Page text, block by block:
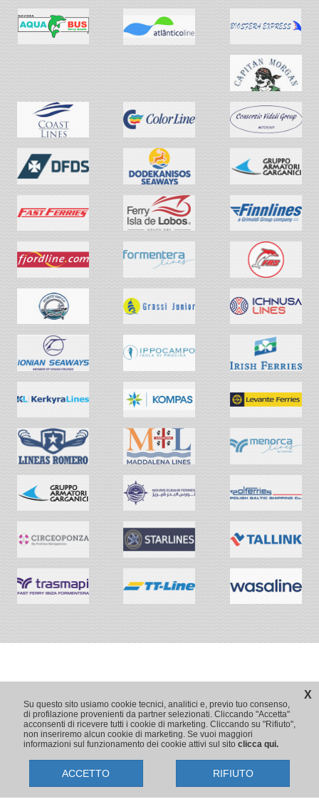
X
Su questo sito usiamo cookie tecnici, analitici e, previo tuo consenso,
di profilazione provenienti da partner selezionati. Cliccando "Accetta"
acconsenti di ricevere tutti i cookie di marketing. Cliccando su "Rifiuto",
non inseriremo alcun cookie di marketing. Se vuoi maggiori
informazioni sul funzionamento dei cookie attivi sul sito clicca qui.
ACCETTO RIFIUTO